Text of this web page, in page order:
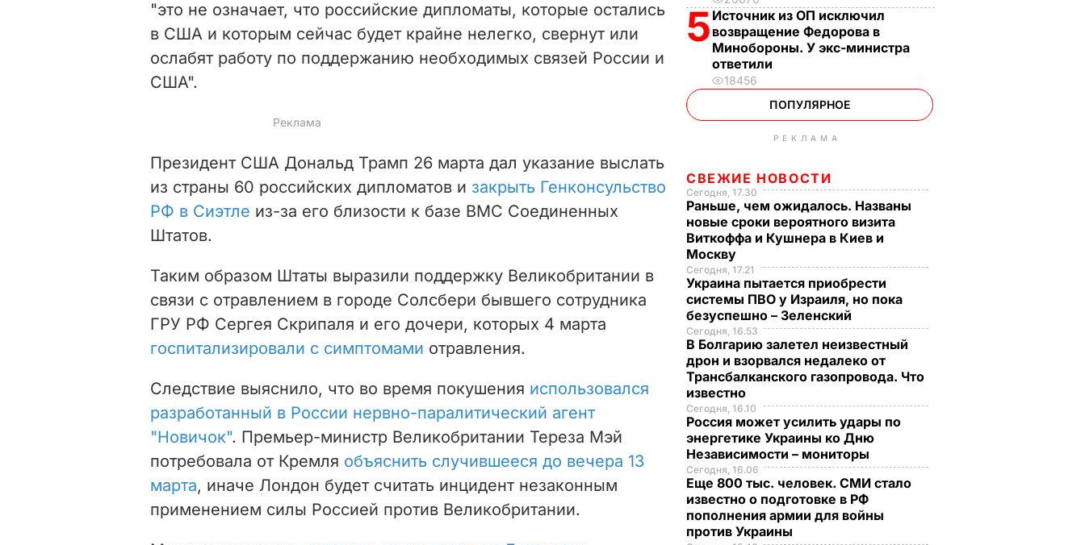
"это не означает, что российские дипломаты, которые остались
в США и которым сейчас будет крайне нелегко, свернут или
ослабят работу по поддержанию необходимых связей России и
США".
Президент США Дональд Трамп 26 марта дал указание выслать
из страны 60 российских дипломатов и закрыть Генконсульство
РФ в Сиэтле из-за его близости к базе ВМС Соединенных
Штатов.
Таким образом Штаты выразили поддержку Великобритании в
связи с отравлением в городе Солсбери бывшего сотрудника
ГРУ РФ Сергея Скрипаля и его дочери, которых 4 марта
госпитализировали с симптомами отравления.
Следствие выяснило, что во время покушения использовался
разработанный в России нервно-паралитический агент
"Новичок". Премьер-министр Великобритании Тереза Мэй
потребовала от Кремля объяснить случившееся до вечера 13
марта, иначе Лондон будет считать инцидент незаконным
применением силы Россией против Великобритании.
5 Источник из ОП исключил
возвращение Федорова в
Минобороны. У экс-министра
ответили
18456
ПОПУЛЯРНОЕ
РЕКЛАМА
СВЕЖИЕ НОВОСТИ
Сегодня, 17.30
Раньше, чем ожидалось. Названы
новые сроки вероятного визита
Виткоффа и Кушнера в Киев и
Москву
Сегодня, 17.21
Украина пытается приобрести
системы ПВО у Израиля, но пока
безуспешно – Зеленский
Сегодня, 16.53
В Болгарию залетел неизвестный
дрон и взорвался недалеко от
Трансбалканского газопровода. Что
известно
Сегодня, 16.10
Россия может усилить удары по
энергетике Украины ко Дню
Независимости – мониторы
Сегодня, 16.06
Еще 800 тыс. человек. СМИ стало
известно о подготовке в РФ
пополнения армии для войны
против Украины